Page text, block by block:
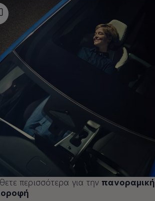
περισσότερα για την πανοραμική